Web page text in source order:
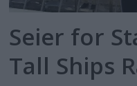
Seier for
Tall Ships